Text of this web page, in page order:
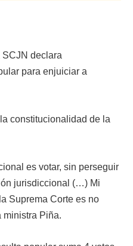
SCJN declara
para enjuiciar a
constitucionalidad de la
es votar, sin perseguir
jurisdiccional (…) Mi
Suprema Corte es no
ministra Piña.